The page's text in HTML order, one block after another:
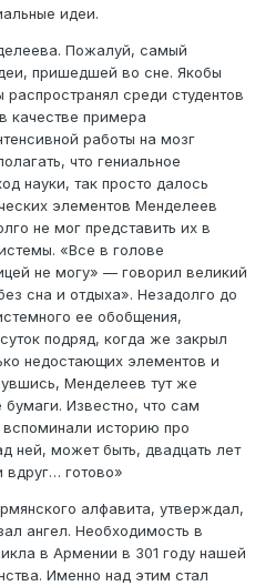
идеи.
Пожалуй, самый
пришедшей во сне. Якобы
среди студентов
качестве примера
работы на мозг
что гениальное
науки, так просто далось
элементов Менделеев
не мог представить их в
«Все в голове
не могу» — говорил великий
сна и отдыха». Незадолго до
ее обобщения,
подряд, когда же закрыл
недостающих элементов и
Менделеев тут же
бумаги. Известно, что сам
историю про
ней, может быть, двадцать лет
готово»
алфавита, утверждал,
ангел. Необходимость в
в Армении в 301 году нашей
Именно над этим стал